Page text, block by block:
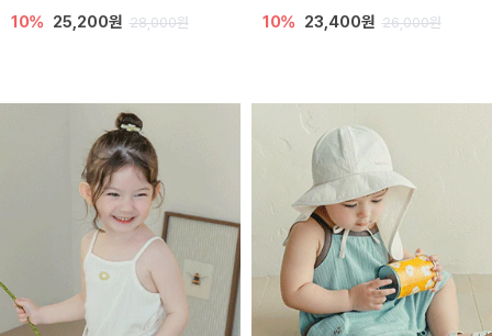
10% 25,200원 28,000원 10% 23,400원 26,000원